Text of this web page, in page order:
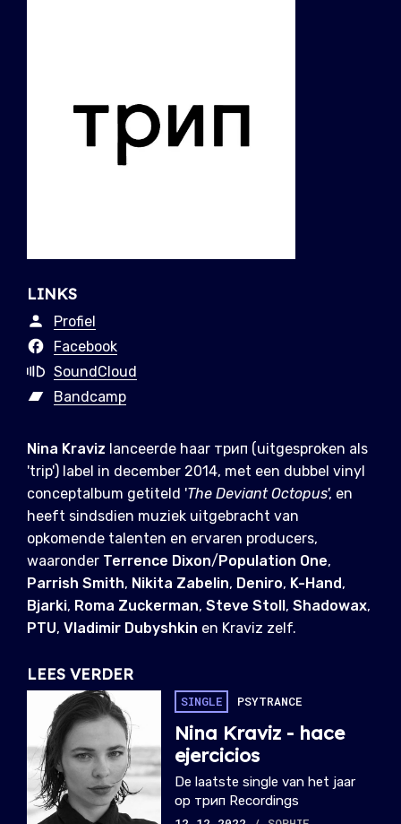
LINKS
Profiel
Facebook
SoundCloud
Bandcamp
Nina Kraviz lanceerde haar трип (uitgesproken als
'trip') label in december 2014, met een dubbel vinyl
conceptalbum getiteld 'The Deviant Octopus', en
heeft sindsdien muziek uitgebracht van
opkomende talenten en ervaren producers,
waaronder Terrence Dixon/Population One,
Parrish Smith, Nikita Zabelin, Deniro, K-Hand,
Bjarki, Roma Zuckerman, Steve Stoll, Shadowax,
PTU, Vladimir Dubyshkin en Kraviz zelf.
LEES VERDER
SINGLE PSYTRANCE
Nina Kraviz - hace
ejercicios
De laatste single van het jaar
op трип Recordings